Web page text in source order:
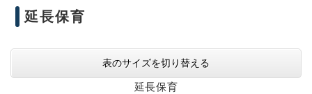
延長保育
表のサイズを切り替える
延長保育